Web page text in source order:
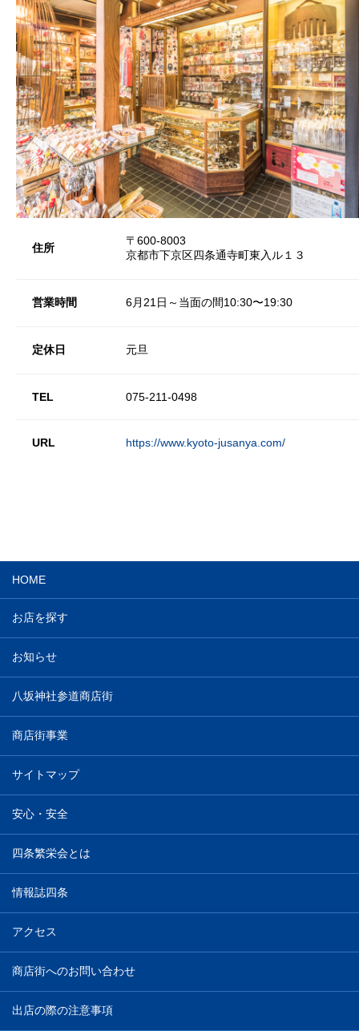
住所
〒600-8003
京都市下京区四条通寺町東入ル１３
営業時間 6月21日～当面の間10:30〜19:30
定休日 元旦
TEL 075-211-0498
URL https://www.kyoto-jusanya.com/
HOME
お店を探す
お知らせ
八坂神社参道商店街
商店街事業
サイトマップ
安心・安全
四条繁栄会とは
情報誌四条
アクセス
商店街へのお問い合わせ
出店の際の注意事項